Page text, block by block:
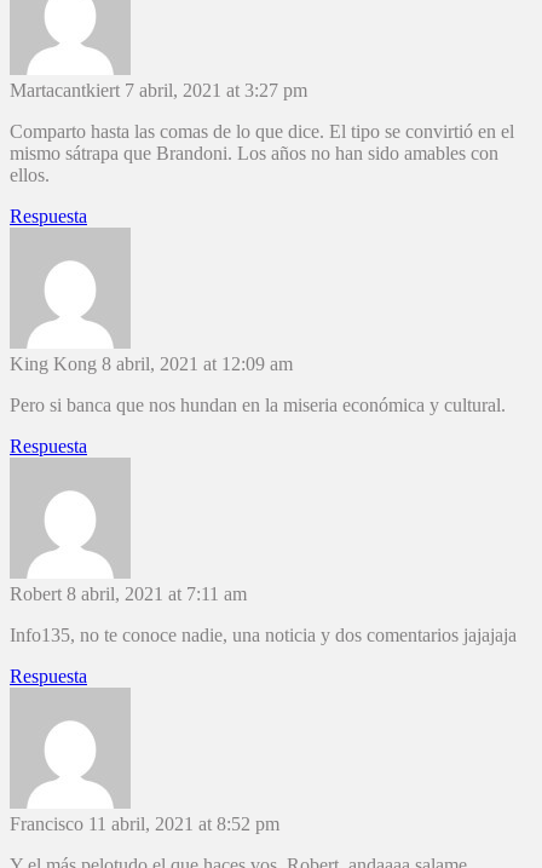
Martacantkiert 7 abril, 2021 at 3:27 pm
Comparto hasta las comas de lo que dice. El tipo se convirtió en el
mismo sátrapa que Brandoni. Los años no han sido amables con
ellos.
Respuesta
King Kong 8 abril, 2021 at 12:09 am
Pero si banca que nos hundan en la miseria económica y cultural.
Respuesta
Robert 8 abril, 2021 at 7:11 am
Info135, no te conoce nadie, una noticia y dos comentarios jajajaja
Respuesta
Francisco 11 abril, 2021 at 8:52 pm